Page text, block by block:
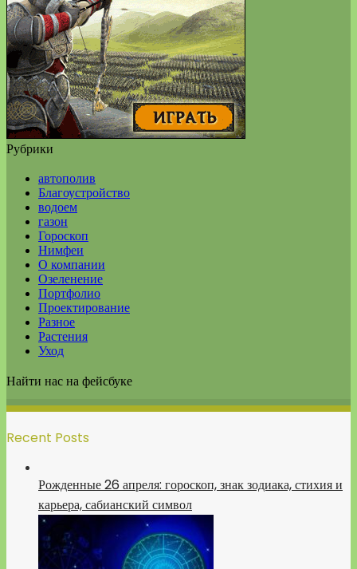
Рубрики
автополив
Благоустройство
водоем
газон
Гороскоп
Нимфеи
О компании
Озеленение
Портфолио
Проектирование
Разное
Растения
Уход
Найти нас на фейсбуке
Recent Posts
Рожденные 26 апреля: гороскоп, знак зодиака, стихия и
карьера, сабианский символ